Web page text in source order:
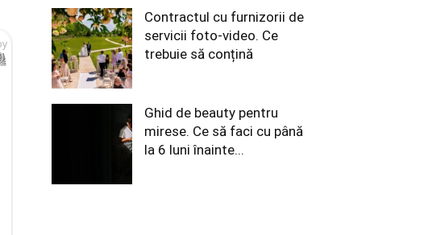
Contractul cu furnizorii de
servicii foto-video. Ce
trebuie să conțină
Ghid de beauty pentru
mirese. Ce să faci cu până
la 6 luni înainte...